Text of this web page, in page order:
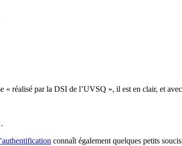
« réalisé par la DSI de l’UVSQ », il est en clair, et
connaît également quelques petits